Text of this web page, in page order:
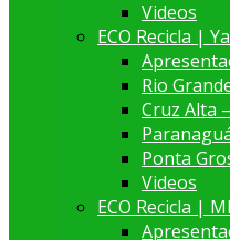
Videos
ECO Recicla |
Rio
Cruz Alta
Ponta
Videos
ECO Recicla |